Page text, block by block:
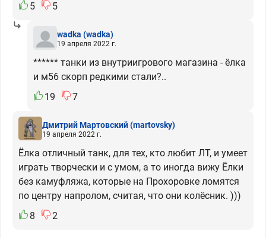
5
5
wadka (wadka)
19 апреля 2022 г.
****** танки из внутриигрового магазина - ёлка
и м56 скорп редкими стали?..
19
7
Дмитрий Мартовский(martovsky)
19 апреля 2022 г.
Ёлка отличный танк, для тех, кто любит ЛТ, и умеет
играть творчески и с умом, а то иногда вижу Ёлки
без камуфляжа, которые на Прохоровке ломятся
по центру напролом, считая, что они колёсник. )))
8
2